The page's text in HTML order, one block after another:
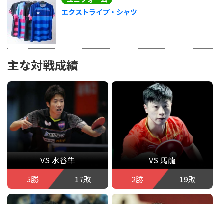
エクストライプ・シャツ
主な対戦成績
VS 水谷隼
5勝
17敗
VS 馬龍
2勝
19敗